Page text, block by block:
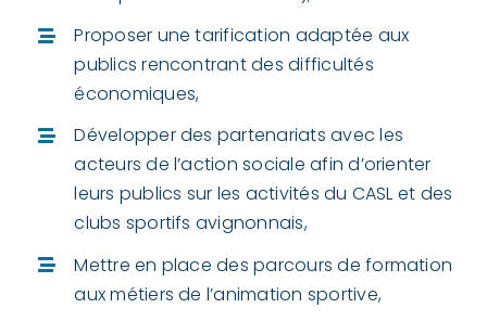
Proposer une tarification adaptée aux
publics rencontrant des difficultés
économiques,
Développer des partenariats avec les
acteurs de l’action sociale afin d’orienter
leurs publics sur les activités du CASL et des
clubs sportifs avignonnais,
Mettre en place des parcours de formation
aux métiers de l’animation sportive,